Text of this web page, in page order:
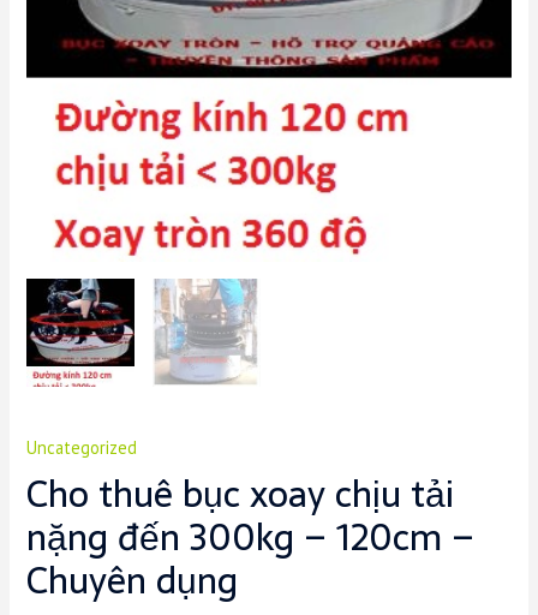
Uncategorized
Cho thuê bục xoay chịu tải
nặng đến 300kg – 120cm –
Chuyên dụng